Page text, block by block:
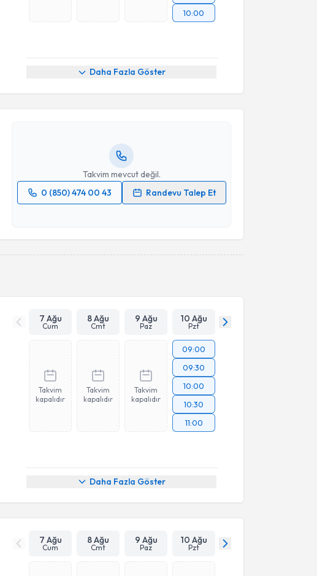
10:00
Daha Fazla Göster
Takvim mevcut değil.
0 (850) 474 00 43
Randevu Talep Et
Randevu Takvimi Talebi
7 Ağu
Cum
8 Ağu
Cmt
9 Ağu
Paz
10 Ağu
Pzt
Takvim
kapalıdır
Takvim
kapalıdır
Takvim
kapalıdır
09:00
09:30
10:00
10:30
11:00
Daha Fazla Göster
7 Ağu
Cum
8 Ağu
Cmt
9 Ağu
Paz
10 Ağu
Pzt